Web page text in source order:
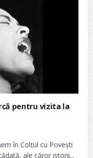
pentru vizita la
în Colțul cu Povești
ale căror istorii...